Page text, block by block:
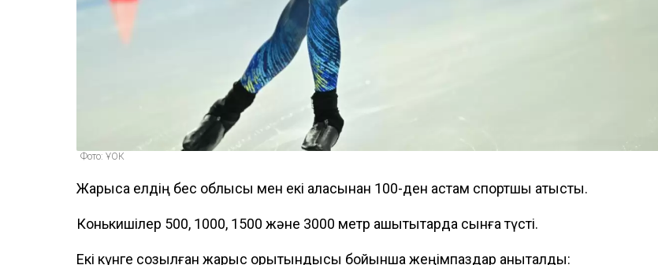
Фото: ҰОК
Жарысқа елдің бес облысы мен екі қаласынан 100-ден астам спортшы қатысты.
Конькишілер 500, 1000, 1500 және 3000 метр қашықтықтарда сынға түсті.
Екі күнге созылған жарыс қорытындысы бойынша жеңімпаздар анықталды: